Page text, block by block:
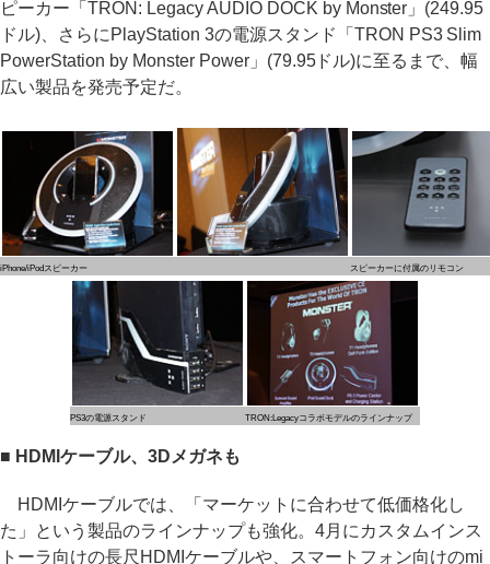
ピーカー「TRON: Legacy AUDIO DOCK by Monster」(249.95
ドル)、さらにPlayStation 3の電源スタンド「TRON PS3 Slim
PowerStation by Monster Power」(79.95ドル)に至るまで、幅
広い製品を発売予定だ。
iPhone/iPodスピーカー スピーカーに付属のリモコン
PS3の電源スタンド TRON:Legacyコラボモデルのラインナップ
■ HDMIケーブル、3Dメガネも
HDMIケーブルでは、「マーケットに合わせて低価格化し
た」という製品のラインナップも強化。4月にカスタムインス
トーラ向けの長尺HDMIケーブルや、スマートフォン向けのmi